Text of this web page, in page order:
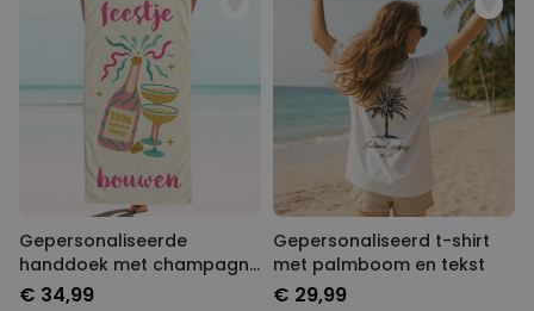
Gepersonaliseerde
handdoek met champagne
en tekst
€ 34,99
Gepersonaliseerd t-shirt
met palmboom en tekst
€ 29,99